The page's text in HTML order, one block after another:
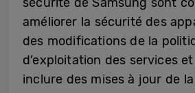
améliorer la sécurité des
des modifications de la
d’exploitation des services
inclure des mises à jour de